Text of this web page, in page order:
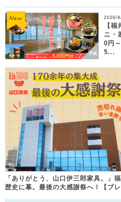
2026/
【
ニ・
0円
5...
「ありがとう、山口伊三郎家具。」
歴史に幕。最後の大感謝祭へ！【プレ